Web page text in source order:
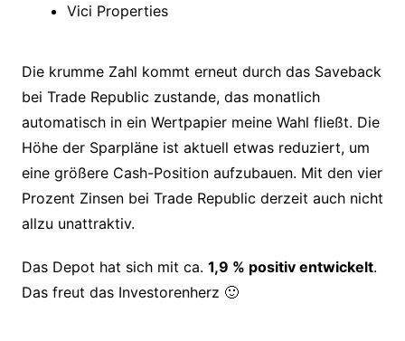
Vici Properties
Die krumme Zahl kommt erneut durch das Saveback
bei Trade Republic zustande, das monatlich
automatisch in ein Wertpapier meine Wahl fließt. Die
Höhe der Sparpläne ist aktuell etwas reduziert, um
eine größere Cash-Position aufzubauen. Mit den vier
Prozent Zinsen bei Trade Republic derzeit auch nicht
allzu unattraktiv.
Das Depot hat sich mit ca. 1,9 % positiv entwickelt.
Das freut das Investorenherz 🙂